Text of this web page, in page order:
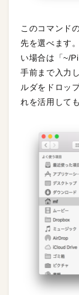
このコマンド
先を選べます
い場合は「~/
手前まで入力
ルダをドロッ
れを活用して